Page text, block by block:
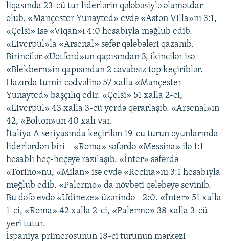
ARAŞDIRMA
MULTIMEDIA
VIDEO
FOTOQALEREYA
KARIKATURA
RADIO ARXIV
OXU ZALI
İSLAM VƏ DEMOKRATIYA
İZ - MƏDƏNIYYƏT PROQRAMI
HAQQIMIZDA
PEŞƏ ETIKASI VƏ JURNALISTIKA STANDARTLARIMIZ
MATERIALLARIMIZDAN ISTIFADƏ
AZADLIQRADIOSU MOBIL TELEFONUNUZDA
BIZIMLƏ ƏLAQƏ
XƏBƏR BÜLLETENLƏRIMIZ
BIZI IZLƏ
RFE/RL-in bütün saytları
liqasında 23-cü tur liderlərin qələbəsiylə əlamətdar
olub. «Mançester Yunayted» evdə «Aston Villa»nı 3:1,
«Çelsi» isə «Viqan»ı 4:0 hesabıyla məğlub edib.
«Liverpul»la «Arsenal» səfər qələbələri qazanıb.
Birincilər «Uotford»un qapısından 3, ikincilər isə
«Blekbern»in qapısından 2 cavabsız top keçiriblər.
Hazırda turnir cədvəlinə 57 xalla «Mançester
Yunayted» başçılıq edir. «Çelsi» 51 xalla 2-ci,
«Liverpul» 43 xalla 3-cü yerdə qərarlaşıb. «Arsenal»ın
42, «Bolton»un 40 xalı var.
İtaliya A seriyasında keçirilən 19-cu turun oyunlarında
liderlərdən biri – «Roma» səfərdə «Messina» ilə 1:1
hesablı heç-heçəyə razılaşıb. «İnter» səfərdə
«Torino»nu, «Milan» isə evdə «Recina»nı 3:1 hesabıyla
məğlub edib. «Palermo» da növbəti qələbəyə sevinib.
Bu dəfə evdə «Udineze» üzərində - 2:0. «İnter» 51 xalla
1-ci, «Roma» 42 xalla 2-ci, «Palermo» 38 xalla 3-cü
yeri tutur.
İspaniya primerosunun 18-ci turunun mərkəzi